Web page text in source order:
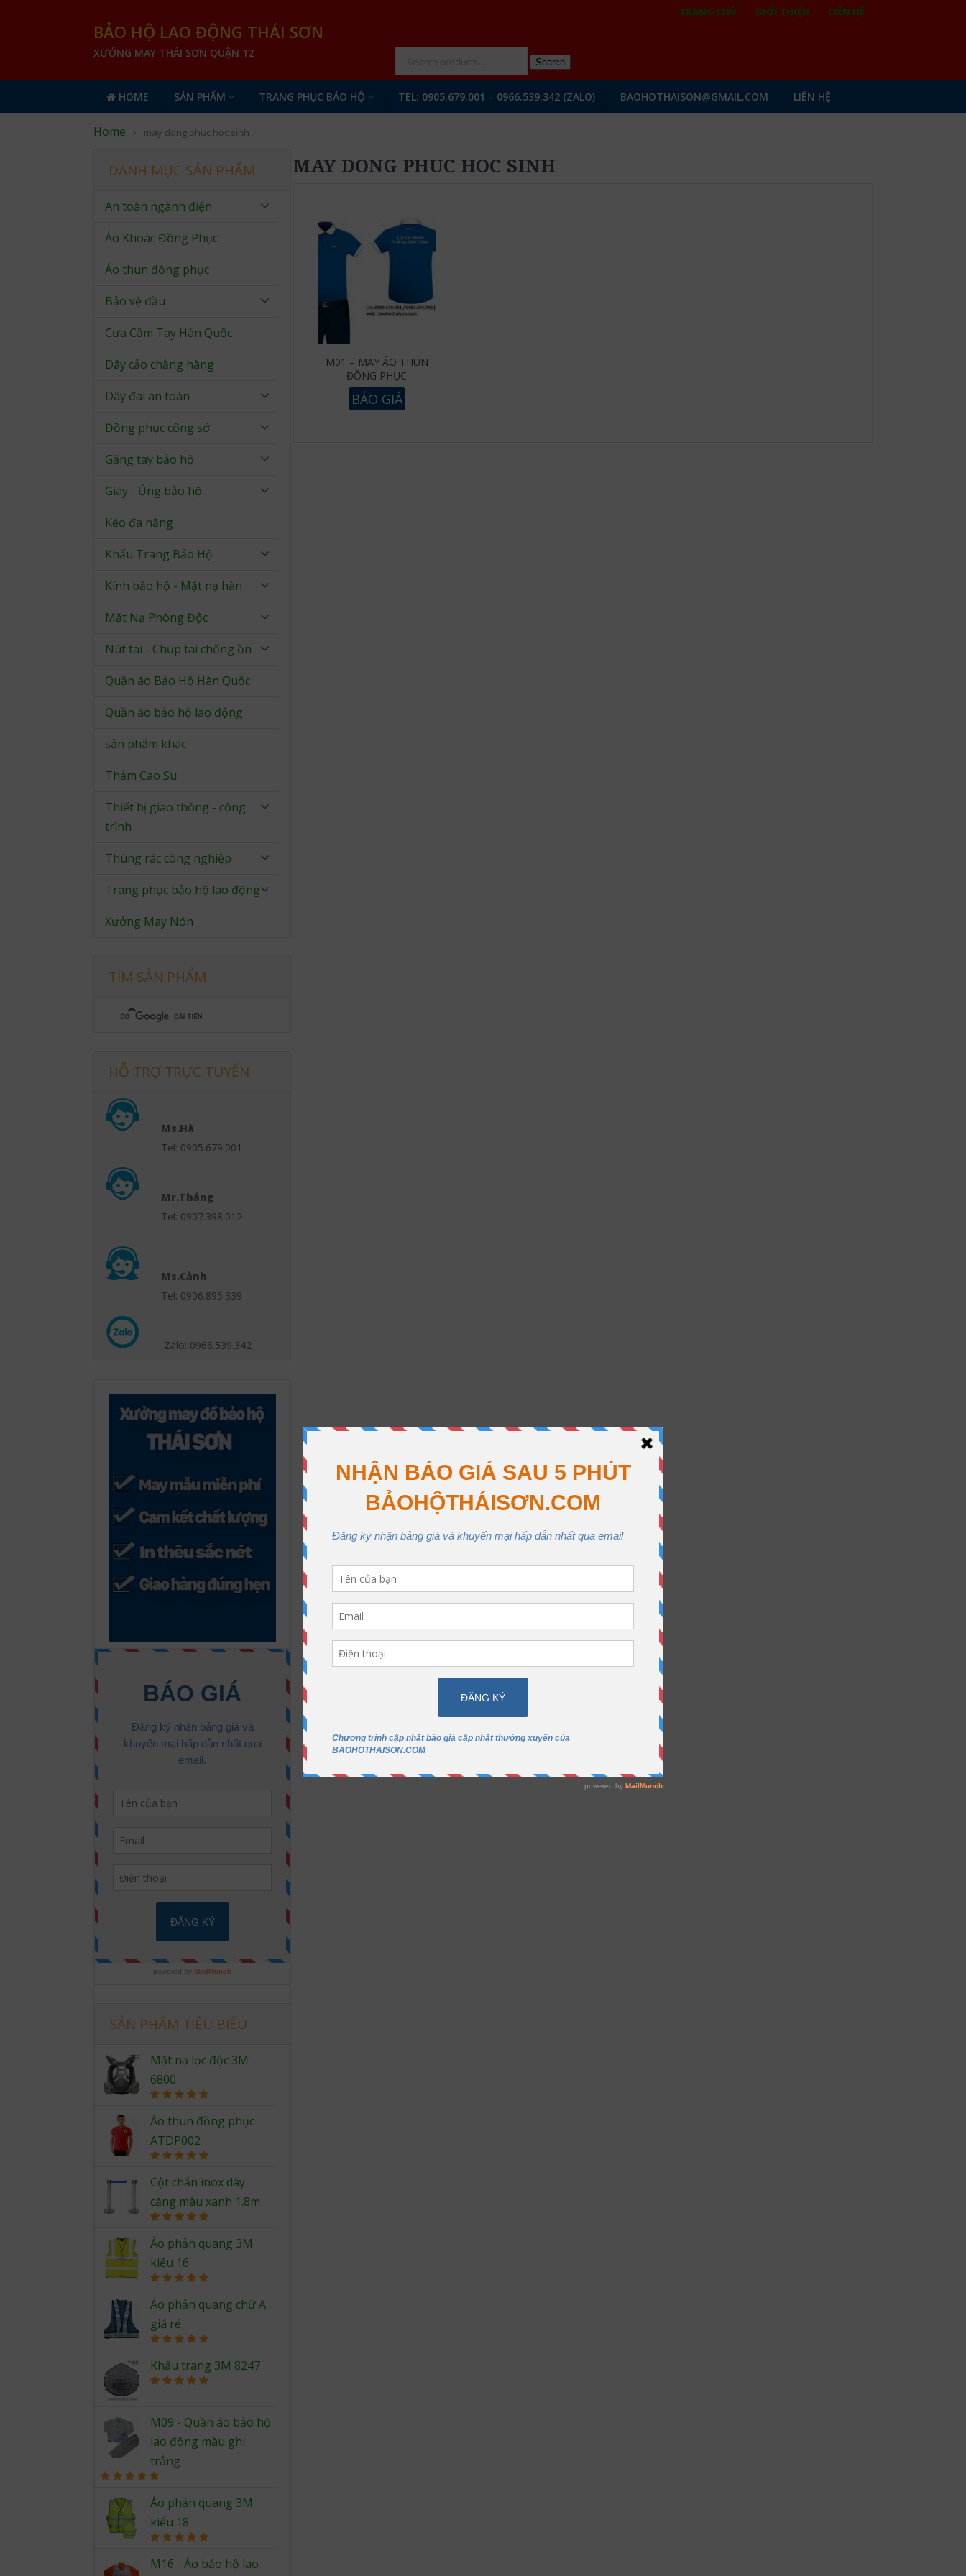
TRANG CHỦ GIỚI THIỆU LIÊN HỆ
BẢO HỘ LAO ĐỘNG THÁI SƠN
XƯỞNG MAY THÁI SƠN QUẬN 12
Search
HOME SẢN PHẨM TRANG PHỤC BẢO HỘ TEL: 0905.679.001 – 0966.539.342 (ZALO) BAOHOTHAISON@GMAIL.COM LIÊN HỆ
Home may dong phuc hoc sinh
MAY DONG PHUC HOC SINH
M01 – MAY ÁO THUN
ĐỒNG PHỤC
BÁO GIÁ
DANH MỤC SẢN PHẨM
An toàn ngành điện
Áo Khoác Đồng Phục
Áo thun đồng phục
Bảo vệ đầu
Cưa Cầm Tay Hàn Quốc
Dây cảo chằng hàng
Dây đai an toàn
Đồng phục công sở
Găng tay bảo hộ
Giày - Ủng bảo hộ
Kéo đa năng
Khẩu Trang Bảo Hộ
Kính bảo hộ - Mặt nạ hàn
Mặt Nạ Phòng Độc
Nút tai - Chụp tai chống ồn
Quần áo Bảo Hộ Hàn Quốc
Quần áo bảo hộ lao động
sản phẩm khác
Thảm Cao Su
Thiết bị giao thông - công
trình
Thùng rác công nghiệp
Trang phục bảo hộ lao động
Xưởng May Nón
TÌM SẢN PHẨM
HỖ TRỢ TRỰC TUYẾN
Ms.Hà
Tel: 0905.679.001
Mr.Thắng
Tel: 0907.398.012
Ms.Cảnh
Tel: 0906.895.339
Zalo: 0966.539.342
SẢN PHẨM TIÊU BIỂU
Mặt nạ lọc độc 3M -
6800
out of 5
Áo thun đồng phục
ATDP002
out of 5
Cột chắn inox dây
căng màu xanh 1.8m
out of 5
Áo phản quang 3M
kiểu 16
out of 5
Áo phản quang chữ A
giá rẻ
out of 5
Khẩu trang 3M 8247
M09 - Quần áo bảo hộ
lao động màu ghi
trắng
out of 5
Áo phản quang 3M
kiểu 18
out of 5
M16 - Áo bảo hộ lao